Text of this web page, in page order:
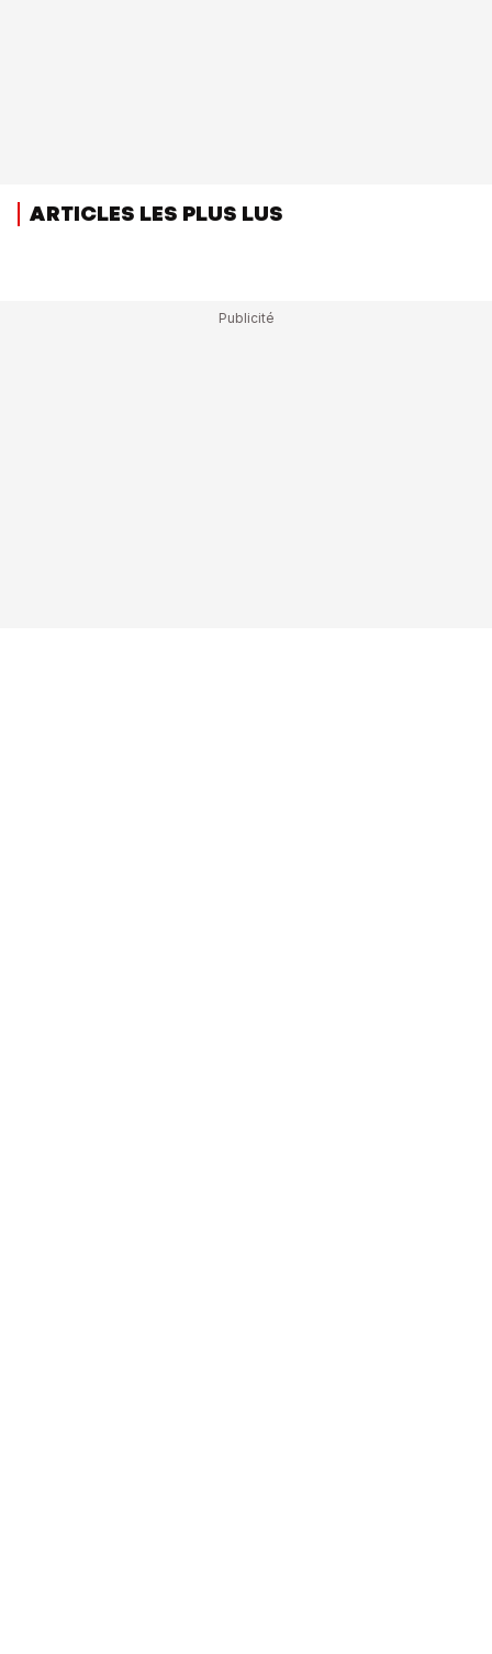
ARTICLES LES PLUS LUS